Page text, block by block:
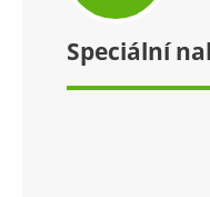
Speciální